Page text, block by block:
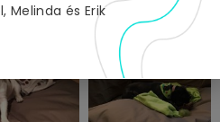
Melinda és Erik